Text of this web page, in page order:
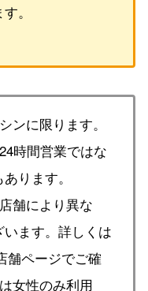
。
ンに限ります。
時間営業ではな
ります。
舗により異な
ます。詳しくは
舗ページでご確
女性のみ利用